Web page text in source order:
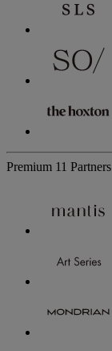
Premium 11 Partners